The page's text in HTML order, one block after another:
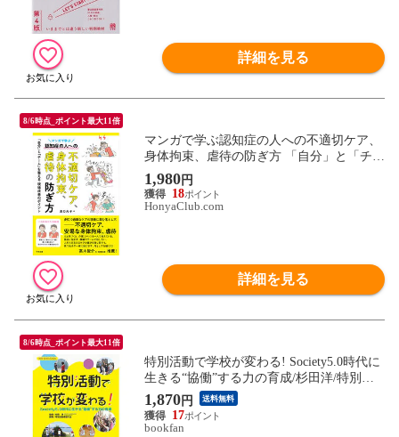
詳細を見る
8/6時点_ポイント最大11倍
マンガで学ぶ認知症の人への不適切ケア、
身体拘束、虐待の防ぎ方 「自分」と「チー
ム」を整える現場改善のポイント /高口光
子
1,980円
18
HonyaClub.com
詳細を見る
8/6時点_ポイント最大11倍
特別活動で学校が変わる! Society5.0時代に
生きる“協働”する力の育成/杉田洋/特別活
動希望の会
1,870円 送料無料
17
bookfan